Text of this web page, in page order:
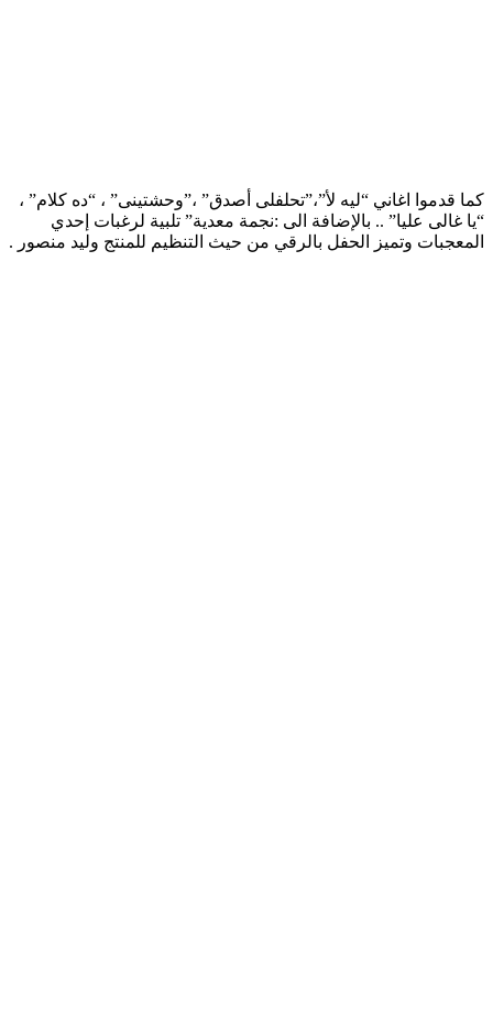
كما قدموا اغاني “ليه لأ”،”تحلفلى أصدق” ،”وحشتينى” ، “ده كلام” ،
“يا غالى عليا” .. بالإضافة الى :نجمة معدية” تلبية لرغبات إحدي
المعجبات وتميز الحفل بالرقي من حيث التنظيم للمنتج وليد منصور .